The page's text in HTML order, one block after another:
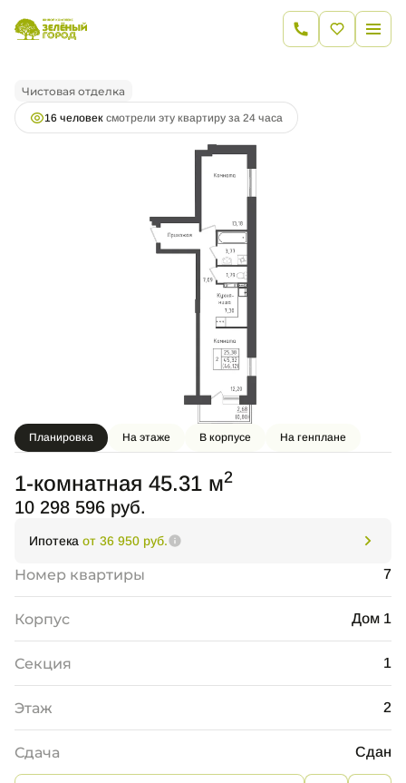
1-комнатная 10 298 596 руб.
Ипотекаот 36 950 руб.
Чистовая отделка
16 человек смотрели эту квартиру за 24 часа
Планировка На этаже В корпусе На генплане
1-комнатная 45.31 м2
10 298 596 руб.
Ипотека от 36 950 руб.
Номер квартиры 7
Корпус Дом 1
Секция 1
Этаж 2
Сдача Сдан